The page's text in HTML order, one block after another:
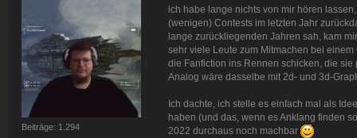
Beiträge: 1.294
ich habe lange nichts von mir hören
(wenigen) Contests im letzten Jahr
lange zurückliegenden Jahren sah, kam
sehr viele Leute zum Mitmachen bei
die Fanfiction ins Rennen schicken, die
Analog wäre dasselbe mit 2d- und 3d-
Ich dachte, ich stelle es einfach mal als
haben (und das, wenn es Anklang finden
2022 durchaus noch machbar